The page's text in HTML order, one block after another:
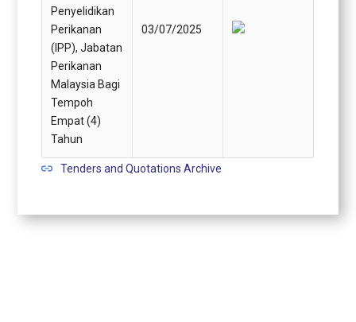
Penyelidikan
Perikanan
(IPP), Jabatan
Perikanan
Malaysia Bagi
Tempoh
Empat (4)
Tahun
03/07/2025
Tenders and Quotations Archive